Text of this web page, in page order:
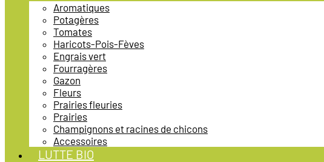
Aromatiques
Potagères
Tomates
Haricots-Pois-Fèves
Engrais vert
Fourragères
Gazon
Fleurs
Prairies fleuries
Prairies
Champignons et racines de chicons
Accessoires
LUTTE BIO